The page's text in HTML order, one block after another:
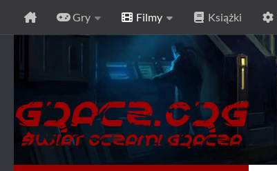
Przeskocz do treści
Gry Filmy Książki